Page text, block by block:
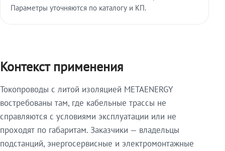
Параметры уточняются по каталогу и КП.
Контекст применения
Токопроводы с литой изоляцией METAENERGY
востребованы там, где кабельные трассы не
справляются с условиями эксплуатации или не
проходят по габаритам. Заказчики — владельцы
подстанций, энергосервисные и электромонтажные